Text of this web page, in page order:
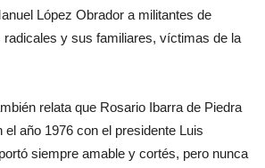
López Obrador a militantes de
y sus familiares, víctimas de la
relata que Rosario Ibarra de Piedra
año 1976 con el presidente Luis
siempre amable y cortés, pero nunca